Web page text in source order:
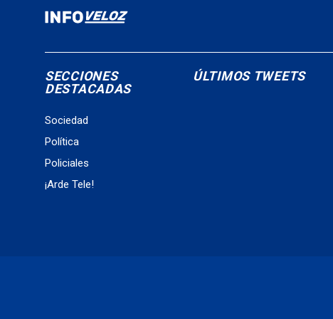
SECCIONES
DESTACADAS
Sociedad
Política
Policiales
¡Arde Tele!
ÚLTIMOS TWEETS